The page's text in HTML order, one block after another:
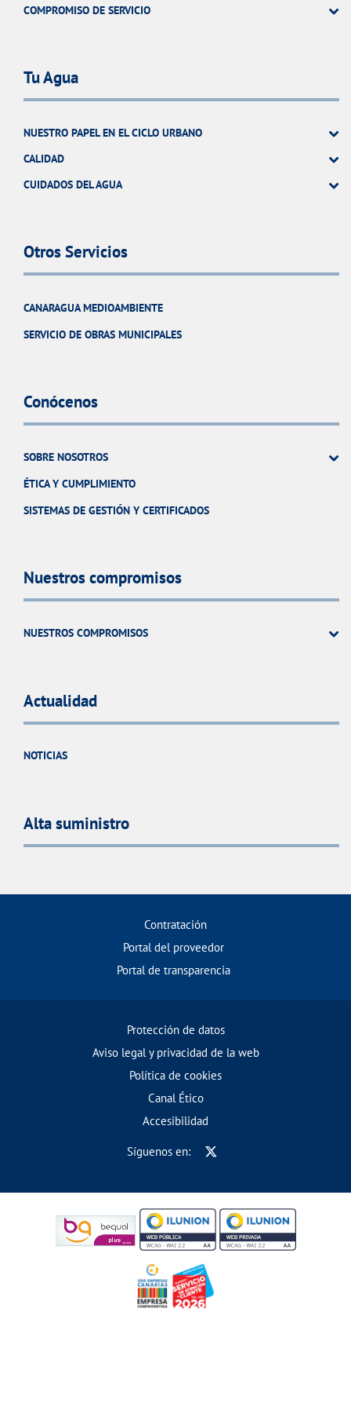
COMPROMISO DE SERVICIO
Tu Agua
NUESTRO PAPEL EN EL CICLO URBANO
CALIDAD
CUIDADOS DEL AGUA
Otros Servicios
CANARAGUA MEDIOAMBIENTE
SERVICIO DE OBRAS MUNICIPALES
Conócenos
SOBRE NOSOTROS
ÉTICA Y CUMPLIMIENTO
SISTEMAS DE GESTIÓN Y CERTIFICADOS
Nuestros compromisos
NUESTROS COMPROMISOS
Actualidad
NOTICIAS
Alta suministro
Contratación
Portal del proveedor
Portal de transparencia
Protección de datos
Aviso legal y privacidad de la web
Política de cookies
Canal Ético
Accesibilidad
Síguenos en: